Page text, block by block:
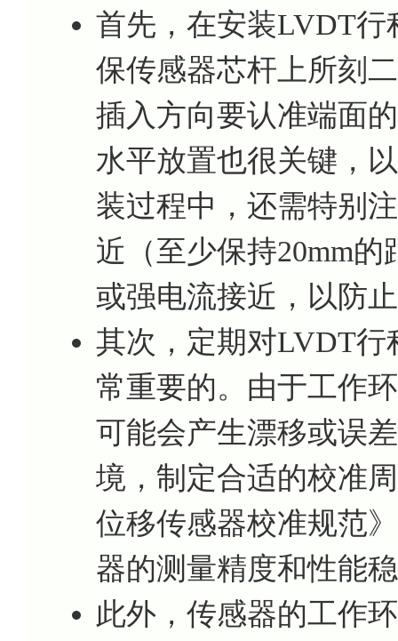
首先，在安装LVDT行
保传感器芯杆上所刻
插入方向要认准端面
水平放置也很关键，
装过程中，还需特别
近（至少保持20mm
或强电流接近，以防
其次，定期对LVDT
常重要的。由于工作
可能会产生漂移或误
境，制定合适的校准
位移传感器校准规范
器的测量精度和性能
此外，传感器的工作